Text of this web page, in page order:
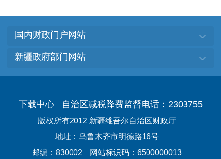
国内财政门户网站
新疆政府部门网站
下载中心 自治区减税降费监督电话：2303755
版权所有2012 新疆维吾尔自治区财政厅
地址：乌鲁木齐市明德路16号
邮编：830002
网站标识码：6500000013